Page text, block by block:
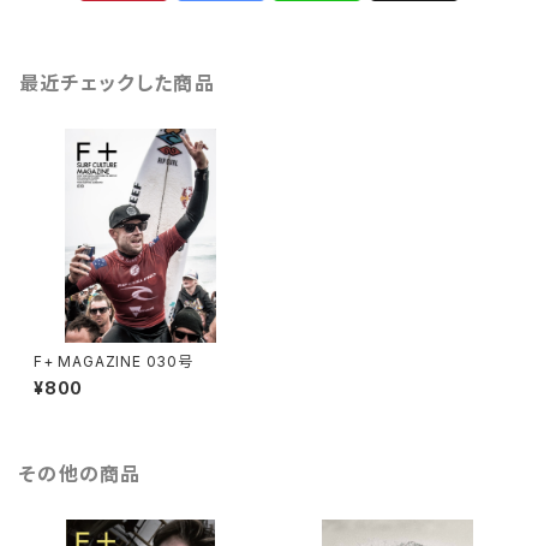
最近チェックした商品
F+ MAGAZINE 030号
¥800
その他の商品